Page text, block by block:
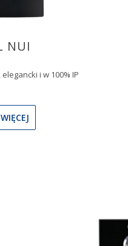
NUI
i w 100% IP